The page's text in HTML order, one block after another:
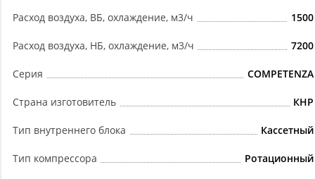
Расход воздуха, ВБ, охлаждение, м3/ч 1500
Расход воздуха, НБ, охлаждение, м3/ч 7200
Серия COMPETENZA
Страна изготовитель КНР
Тип внутреннего блока Кассетный
Тип компрессора Ротационный